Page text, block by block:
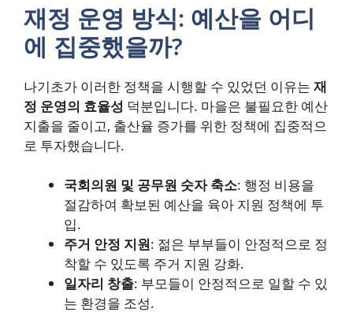
재정 운영 방식: 예산을 어디
에 집중했을까?
나기초가 이러한 정책을 시행할 수 있었던 이유는 재
정 운영의 효율성 덕분입니다. 마을은 불필요한 예산
지출을 줄이고, 출산율 증가를 위한 정책에 집중적으
로 투자했습니다.
국회의원 및 공무원 숫자 축소: 행정 비용을
절감하여 확보된 예산을 육아 지원 정책에 투
입.
주거 안정 지원: 젊은 부부들이 안정적으로 정
착할 수 있도록 주거 지원 강화.
일자리 창출: 부모들이 안정적으로 일할 수 있
는 환경을 조성.